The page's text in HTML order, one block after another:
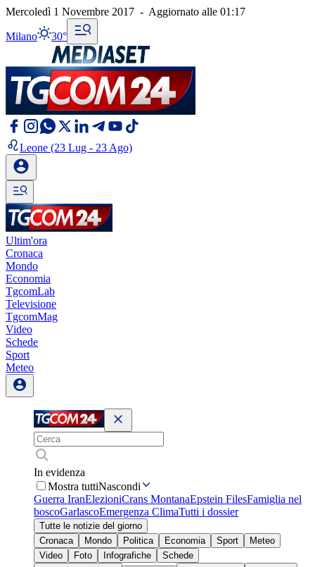
Mercoledì 1 Novembre 2017 - Aggiornato alle 01:17
Milano 30°
Leone (23 Lug - 23 Ago)
Ultim'ora
Cronaca
Mondo
Economia
TgcomLab
Televisione
TgcomMag
Video
Schede
Sport
Meteo
In evidenza
Mostra tuttiNascondi
Guerra IranElezioniCrans MontanaEpstein FilesFamiglia nel
boscoGarlascoEmergenza ClimaTutti i dossier
Tutte le notizie del giorno
Cronaca
Mondo Politica Economia Sport
Meteo
Video
Foto Infografiche
Schede